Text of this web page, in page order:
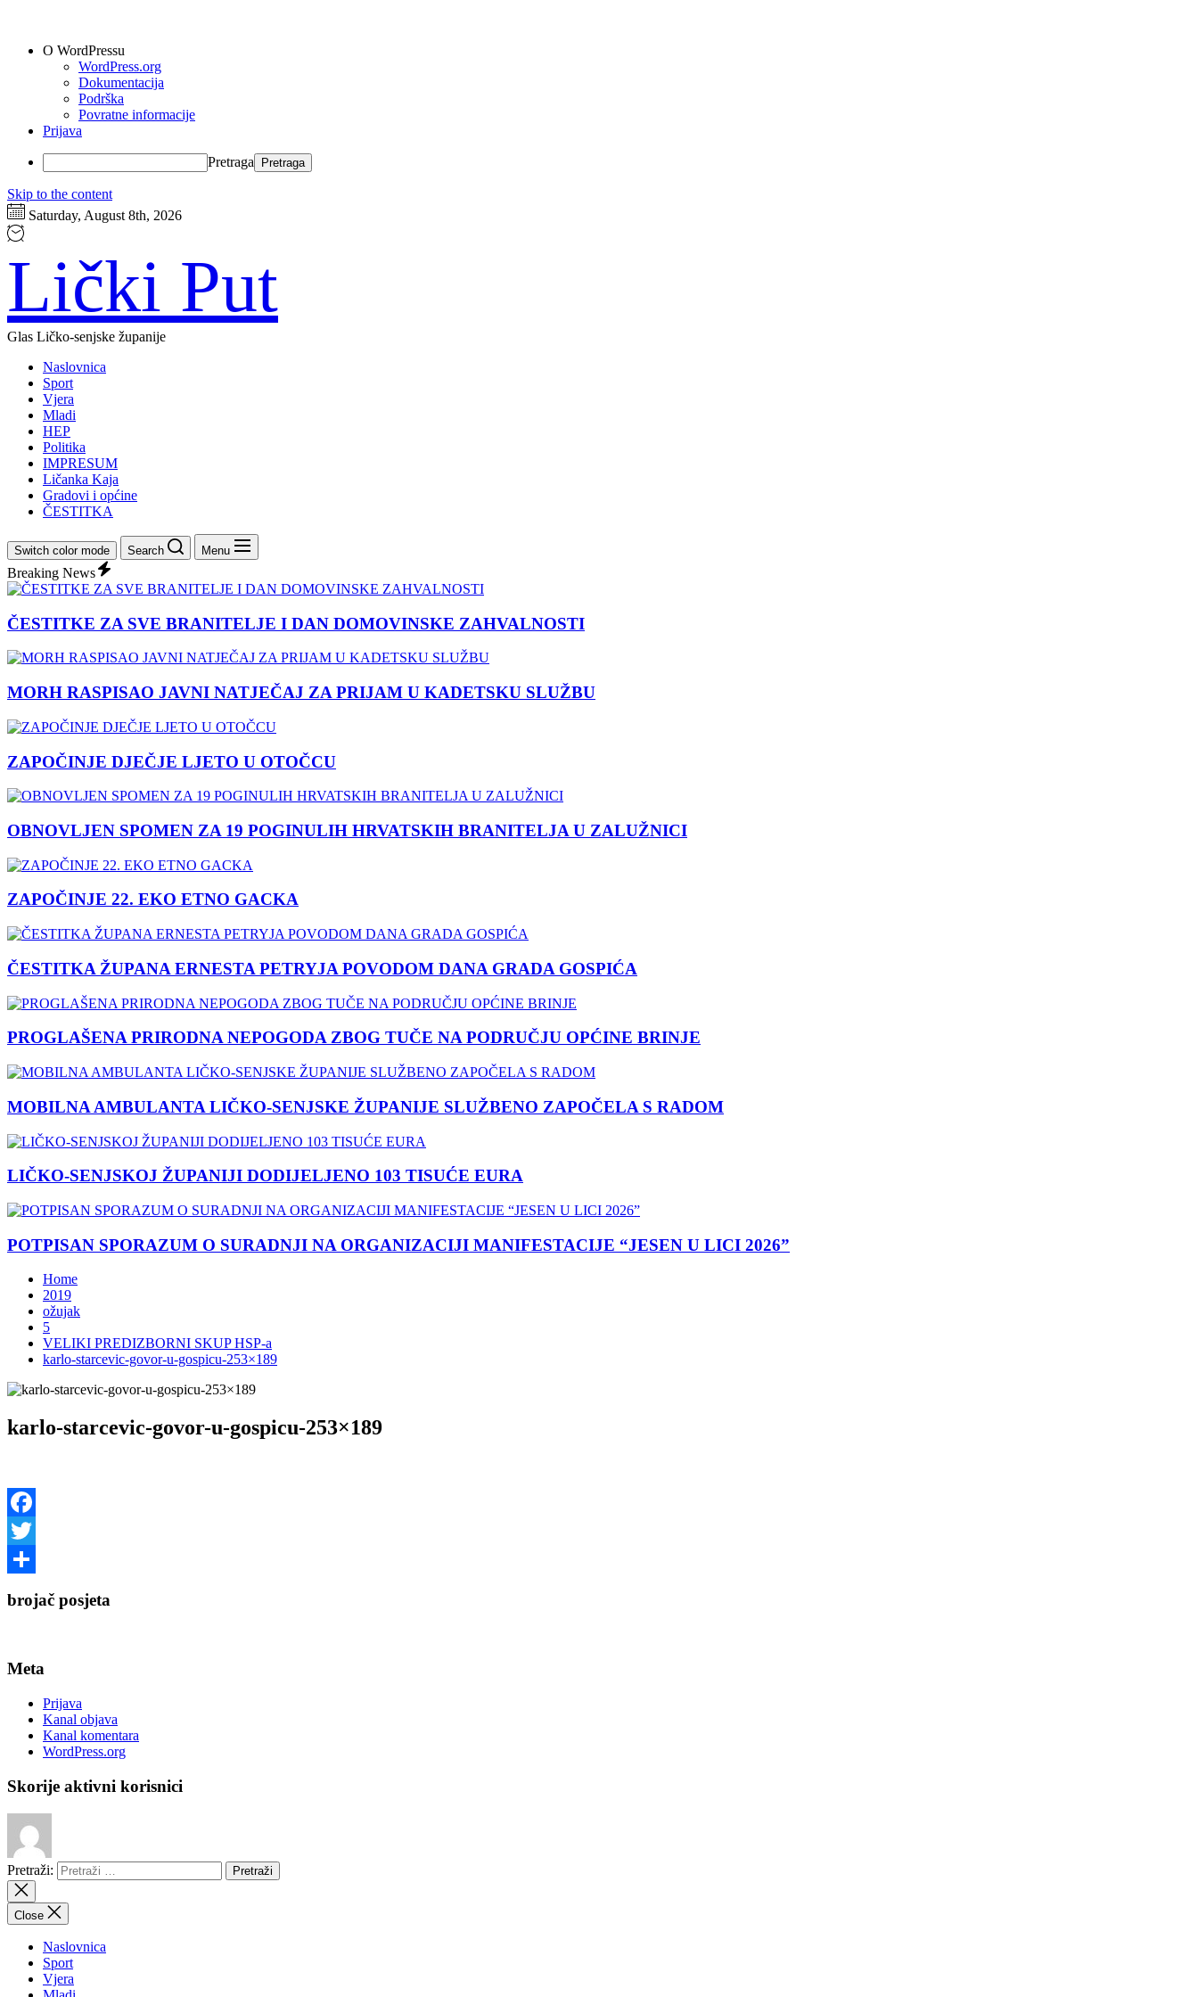
O WordPressu
WordPress.org
Dokumentacija
Podrška
Povratne informacije
Prijava
Pretraga
Skip to the content
Saturday, August 8th, 2026
Lički Put
Glas Ličko-senjske županije
Naslovnica
Sport
Vjera
Mladi
HEP
Politika
IMPRESUM
Ličanka Kaja
Gradovi i općine
ČESTITKA
Switch color mode Search Menu
Breaking News
ČESTITKE ZA SVE BRANITELJE I DAN DOMOVINSKE ZAHVALNOSTI
MORH RASPISAO JAVNI NATJEČAJ ZA PRIJAM U KADETSKU SLUŽBU
ZAPOČINJE DJEČJE LJETO U OTOČCU
OBNOVLJEN SPOMEN ZA 19 POGINULIH HRVATSKIH BRANITELJA U ZALUŽNICI
ZAPOČINJE 22. EKO ETNO GACKA
ČESTITKA ŽUPANA ERNESTA PETRYJA POVODOM DANA GRADA GOSPIĆA
PROGLAŠENA PRIRODNA NEPOGODA ZBOG TUČE NA PODRUČJU OPĆINE BRINJE
MOBILNA AMBULANTA LIČKO-SENJSKE ŽUPANIJE SLUŽBENO ZAPOČELA S RADOM
LIČKO-SENJSKOJ ŽUPANIJI DODIJELJENO 103 TISUĆE EURA
POTPISAN SPORAZUM O SURADNJI NA ORGANIZACIJI MANIFESTACIJE “JESEN U LICI 2026”
Home
2019
ožujak
5
VELIKI PREDIZBORNI SKUP HSP-a
karlo-starcevic-govor-u-gospicu-253×189
karlo-starcevic-govor-u-gospicu-253×189
Facebook
Twitter
brojač posjeta
Meta
Prijava
Kanal objava
Kanal komentara
WordPress.org
Skorije aktivni korisnici
Pretraži:
Close
Naslovnica
Sport
Vjera